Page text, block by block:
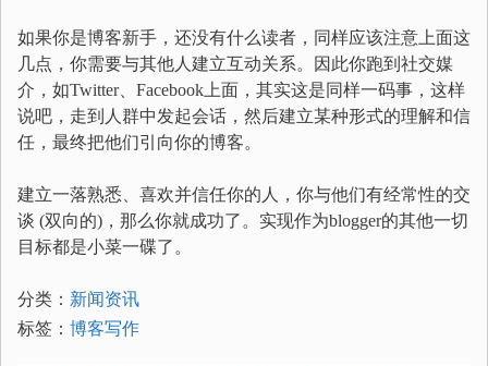
如果你是博客新手，还没有什么读者，同样应该注意上面这
几点，你需要与其他人建立互动关系。因此你跑到社交媒
介，如Twitter、Facebook上面，其实这是同样一码事，这样
说吧，走到人群中发起会话，然后建立某种形式的理解和信
任，最终把他们引向你的博客。
建立一落熟悉、喜欢并信任你的人，你与他们有经常性的交
谈 (双向的)，那么你就成功了。实现作为blogger的其他一切
目标都是小菜一碟了。
分类： 新闻资讯
标签： 博客写作